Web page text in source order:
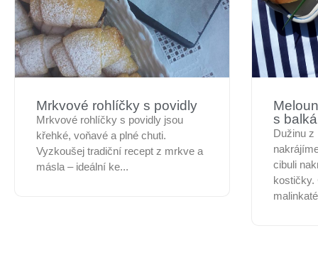
Mrkvové rohlíčky s povidly
Mrkvové rohlíčky s povidly jsou
křehké, voňavé a plné chuti.
Vyzkoušej tradiční recept z mrkve a
másla – ideální ke...
s
Dužinu z
cibuli
kostičky.